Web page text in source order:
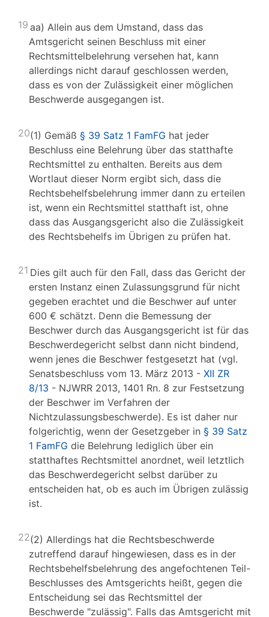
19 aa) Allein aus dem Umstand, dass das
Amtsgericht seinen Beschluss mit einer
Rechtsmittelbelehrung versehen hat, kann
allerdings nicht darauf geschlossen werden,
dass es von der Zulässigkeit einer möglichen
Beschwerde ausgegangen ist.
20(1) Gemäß § 39 Satz 1 FamFG hat jeder
Beschluss eine Belehrung über das statthafte
Rechtsmittel zu enthalten. Bereits aus dem
Wortlaut dieser Norm ergibt sich, dass die
Rechtsbehelfsbelehrung immer dann zu erteilen
ist, wenn ein Rechtsmittel statthaft ist, ohne
dass das Ausgangsgericht also die Zulässigkeit
des Rechtsbehelfs im Übrigen zu prüfen hat.
21 Dies gilt auch für den Fall, dass das Gericht der
ersten Instanz einen Zulassungsgrund für nicht
gegeben erachtet und die Beschwer auf unter
600 € schätzt. Denn die Bemessung der
Beschwer durch das Ausgangsgericht ist für das
Beschwerdegericht selbst dann nicht bindend,
wenn jenes die Beschwer festgesetzt hat (vgl.
Senatsbeschluss vom 13. März 2013 - XII ZR
8/13 - NJWRR 2013, 1401 Rn. 8 zur Festsetzung
der Beschwer im Verfahren der
Nichtzulassungsbeschwerde). Es ist daher nur
folgerichtig, wenn der Gesetzgeber in § 39 Satz
1 FamFG die Belehrung lediglich über ein
statthaftes Rechtsmittel anordnet, weil letztlich
das Beschwerdegericht selbst darüber zu
entscheiden hat, ob es auch im Übrigen zulässig
ist.
22(2) Allerdings hat die Rechtsbeschwerde
zutreffend darauf hingewiesen, dass es in der
Rechtsbehelfsbelehrung des angefochtenen Teil-
Beschlusses des Amtsgerichts heißt, gegen die
Entscheidung sei das Rechtsmittel der
Beschwerde "zulässig". Falls das Amtsgericht mit